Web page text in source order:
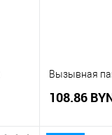
Вызывная
108.86